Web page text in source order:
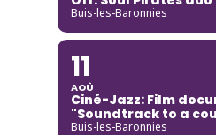
Buis-les-Baronnies
11
AOÛ
Ciné-Jazz: Film
"Soundtrack to a
Buis-les-Baronnies